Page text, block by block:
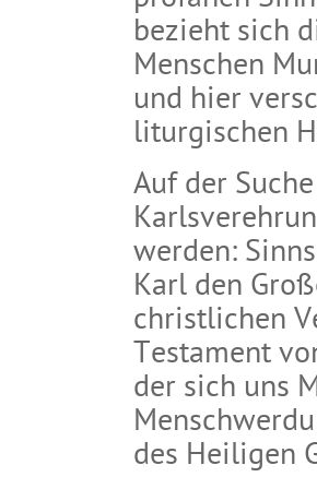
bezieht sich
Menschen
und hier
liturgischen
Auf der
werden:
Karl den
christlichen
Testament
der sich uns
des Heiligen